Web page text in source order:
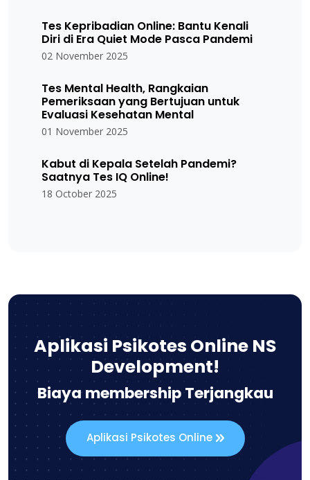
Tes Kepribadian Online: Bantu Kenali
Diri di Era Quiet Mode Pasca Pandemi
02 November 2025
Tes Mental Health, Rangkaian
Pemeriksaan yang Bertujuan untuk
Evaluasi Kesehatan Mental
01 November 2025
Kabut di Kepala Setelah Pandemi?
Saatnya Tes IQ Online!
18 October 2025
Aplikasi Psikotes Online NS
Development!
Biaya membership Terjangkau
Aplikasi Psikotes Online